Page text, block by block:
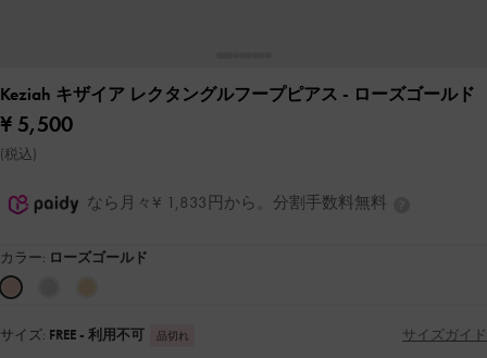
Keziah キザイア レクタングルフープピアス - ローズゴールド
¥ 5,500
(税込)
なら月々¥ 1,833円から。分割手数料無料
カラー: ローズゴールド
サイズ: FREE - 利用不可 品切れ サイズガイド